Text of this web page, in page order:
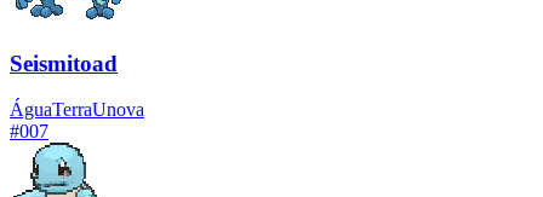
Seismitoad
ÁguaTerraUnova
#007